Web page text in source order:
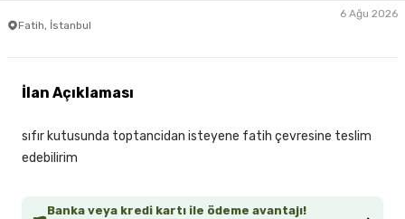
Fatih, İstanbul
6 Ağu 2026
Banka veya kredi kartı ile ödeme avantajı!
İlan Açıklaması
sıfır kutusunda toptancidan isteyene fatih çevresine teslim
edebilirim